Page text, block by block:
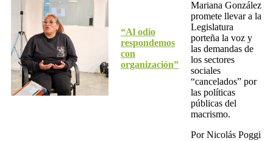
“Al odio
respondemos
con
organización”
Mariana González
promete llevar a la
Legislatura
porteña la voz y
las demandas de
los sectores
sociales
“cancelados” por
las políticas
públicas del
macrismo.
Por Nicolás Poggi